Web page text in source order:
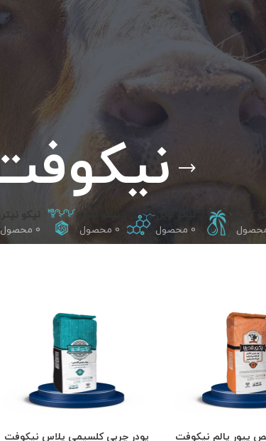
آمینو
0 محصول
0 محصول
0 محصول
پیور پالم نیکوفت پودر چربی کلسیمی پلاس نیکوفت